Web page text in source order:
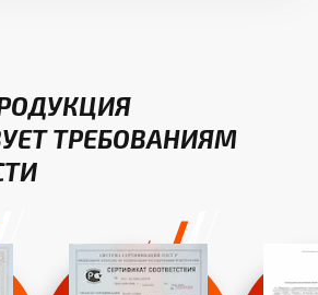
ТРЕБОВАНИЯМ